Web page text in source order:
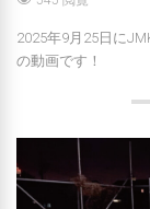
2025年9月25日に
の動画です！